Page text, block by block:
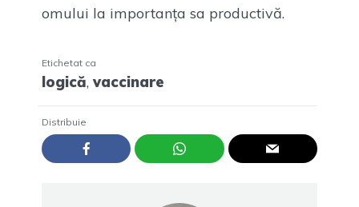
omului la importanța sa productivă.
Etichetat ca
logică,vaccinare
Distribuie